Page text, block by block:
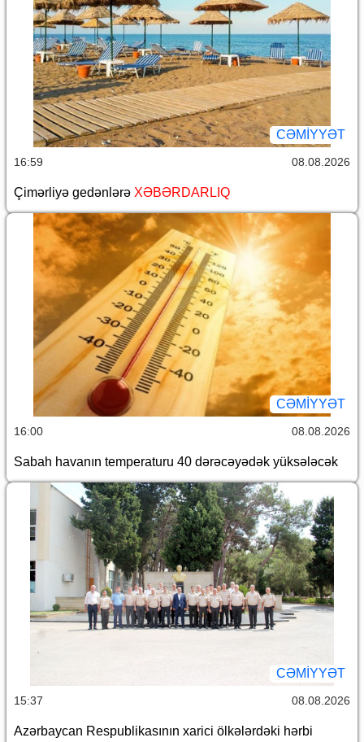
CƏMİYYƏT
16:59 08.08.2026
Çimərliyə gedənlərə XƏBƏRDARLIQ
CƏMİYYƏT
16:00 08.08.2026
Sabah havanın temperaturu 40 dərəcəyədək yüksələcək
CƏMİYYƏT
15:37 08.08.2026
Azərbaycan Respublikasının xarici ölkələrdəki hərbi